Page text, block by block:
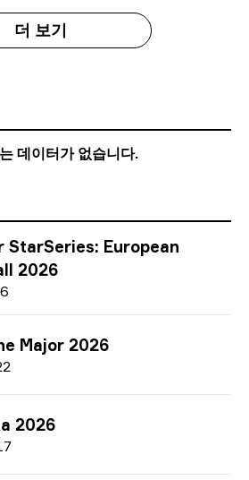
더 보기
데이터가 없습니다.
StarSeries: European
2026
Major 2026
2026